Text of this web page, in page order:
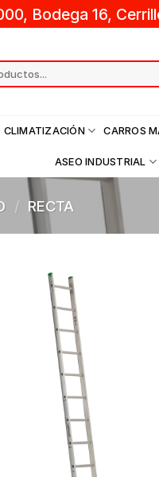
Bodega 16,
CLIMATIZACIÓN CARROS
ASEO INDUSTRIAL
/ RECTA